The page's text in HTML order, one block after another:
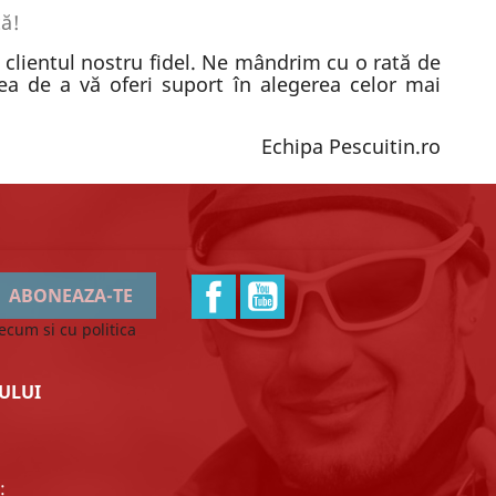
nostru fidel. Ne mândrim cu o rată de
de a vă oferi suport în alegerea celor mai
Echipa Pescuitin.ro
si cu politica
FacebookYouTube